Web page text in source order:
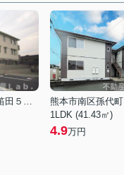
熊本市南区御幸笛田５丁目
熊本市南区孫代町
1LDK (41.43㎡)
4.9万円